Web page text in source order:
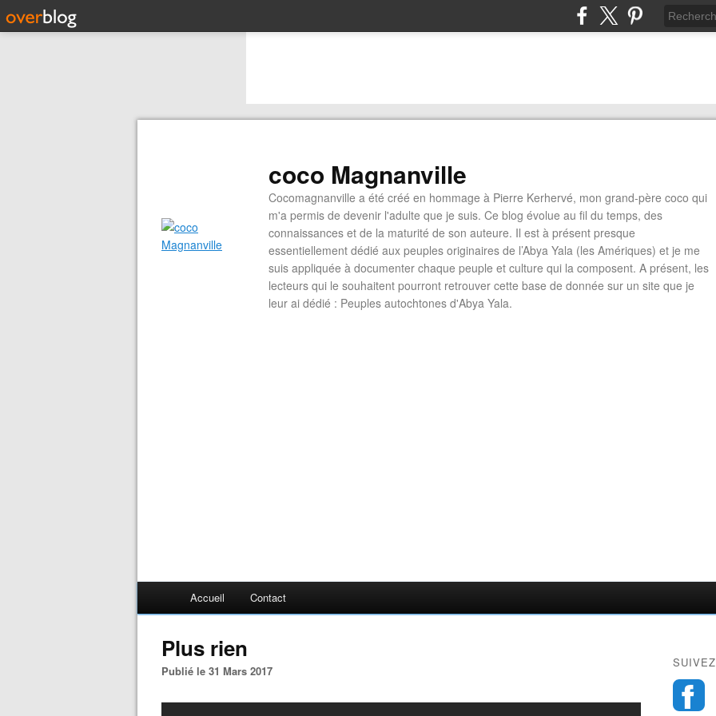
coco Magnanville
Cocomagnanville a été créé en hommage à Pierre Kerhervé, mon grand-père coco qui
m'a permis de devenir l'adulte que je suis. Ce blog évolue au fil du temps, des
connaissances et de la maturité de son auteure. Il est à présent presque
essentiellement dédié aux peuples originaires de l’Abya Yala (les Amériques) et je me
suis appliquée à documenter chaque peuple et culture qui la composent. A présent, les
lecteurs qui le souhaitent pourront retrouver cette base de donnée sur un site que je
leur ai dédié : Peuples autochtones d'Abya Yala.
Accueil Contact
Plus rien
Publié le 31 Mars 2017